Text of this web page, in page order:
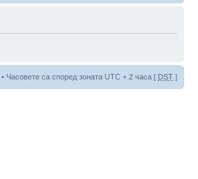
• Часовете са според зоната UTC + 2 часа [ DST ]